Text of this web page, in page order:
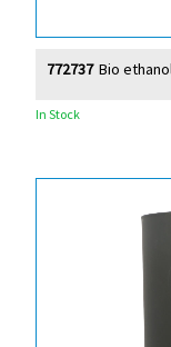
Bio
772737
In Stock